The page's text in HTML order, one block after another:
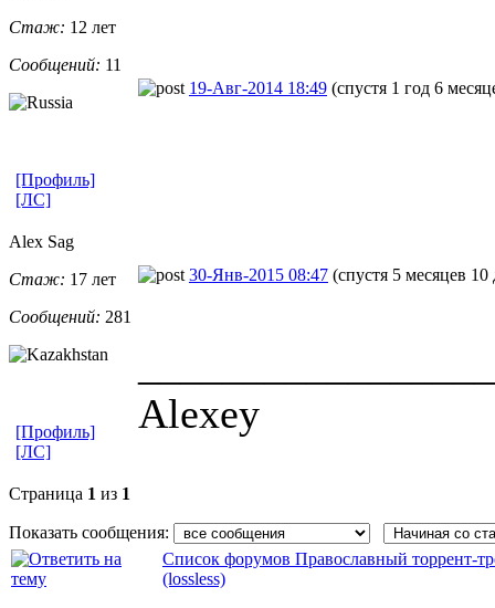
Стаж: 12 лет
Сообщений: 11
19-Авг-2014 18:49 (спустя 1 год 6
[Профиль]
[ЛС]
Alex Sag
Стаж: 17 лет
Сообщений: 281
30-Янв-2015 08:47 (спустя 5 месяцев 10
Alexey
[Профиль]
[ЛС]
Страница 1 из 1
Показать сообщения:
Список форумов Православный торрент-
(lossless)